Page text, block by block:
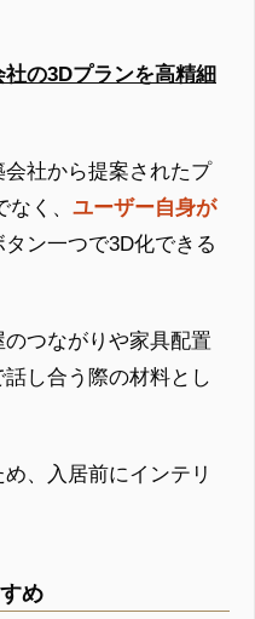
の3Dプランを高精細
社から提案されたプ
く、 ユーザー自身が
タン一つで3D化できる
つながりや家具配置
し合う際の材料とし
、入居前にインテリ
め